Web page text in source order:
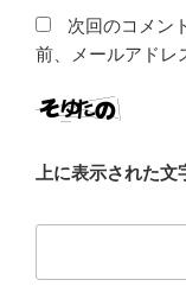
次回のコメン
前、メールアドレ
上に表示された文